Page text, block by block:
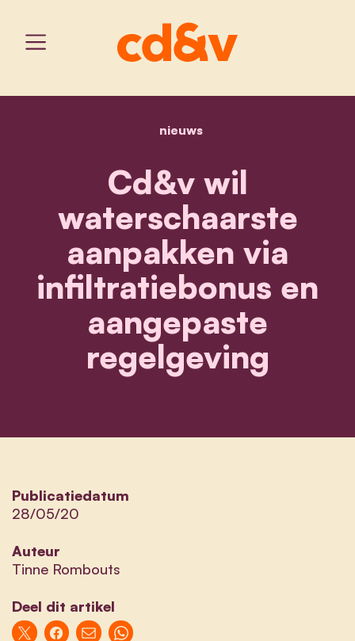
home
nieuwscd&v wil waterschaarste
Cd&v wil
waterschaarste
aanpakken via
infiltratiebonus en
aangepaste
regelgeving
Publicatiedatum
28/05/20
Auteur
Tinne Rombouts
Deel dit artikel